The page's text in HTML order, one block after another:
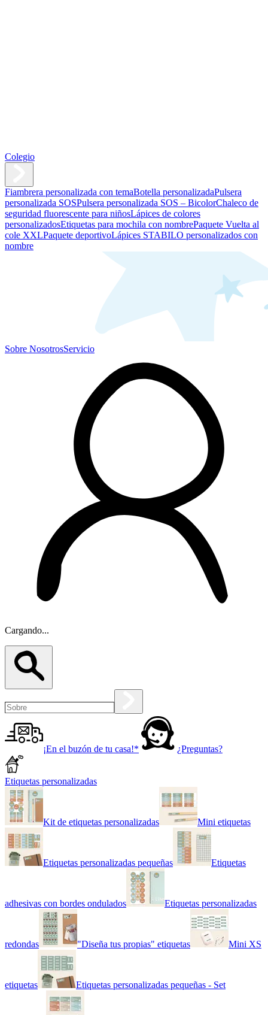
Colegio
Fiambrera personalizada con temaBotella personalizadaPulsera
personalizada SOSPulsera personalizada SOS – BicolorChaleco de
seguridad fluorescente para niñosLápices de colores
personalizadosEtiquetas para mochila con nombrePaquete Vuelta al
cole XXLPaquete deportivoLápices STABILO personalizados con
nombre
Sobre NosotrosServicio
Cargando...
¡En el buzón de tu casa!* ¿Preguntas?
Etiquetas personalizadas
Kit de etiquetas personalizadas Mini etiquetas
Etiquetas personalizadas pequeñas Etiquetas
adhesivas con bordes ondulados Etiquetas personalizadas
redondas "Diseña tus propias" etiquetas Mini XS
etiquetas Etiquetas personalizadas pequeñas - Set